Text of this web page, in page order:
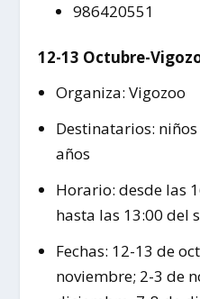
986420551
12-13 Octubre-
Organiza: Vigozoo
Destinatarios:
años
Horario: desde las
hasta las 13:00 del
Fechas: 12-13 de
noviembre; 2-3 de